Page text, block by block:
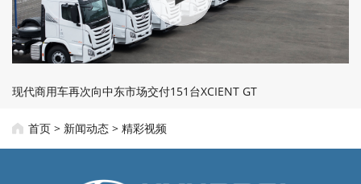
现代商用车再次向中东市场交付151台XCIENT GT
首页 > 新闻动态 > 精彩视频